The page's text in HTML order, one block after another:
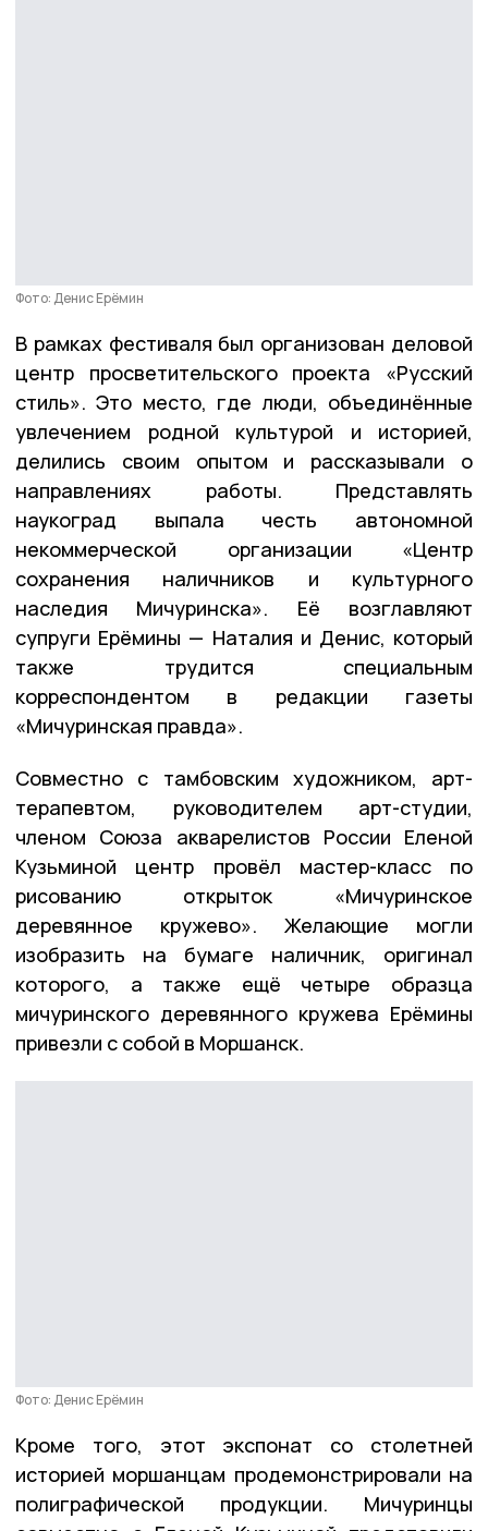
Фото: Денис Ерёмин
В рамках фестиваля был организован деловой
центр просветительского проекта «Русский
стиль». Это место, где люди, объединённые
увлечением родной культурой и историей,
делились своим опытом и рассказывали о
направлениях работы. Представлять
наукоград выпала честь автономной
некоммерческой организации «Центр
сохранения наличников и культурного
наследия Мичуринска». Её возглавляют
супруги Ерёмины — Наталия и Денис, который
также трудится специальным
корреспондентом в редакции газеты
«Мичуринская правда».
Совместно с тамбовским художником, арт-
терапевтом, руководителем арт-студии,
членом Союза акварелистов России Еленой
Кузьминой центр провёл мастер-класс по
рисованию открыток «Мичуринское
деревянное кружево». Желающие могли
изобразить на бумаге наличник, оригинал
которого, а также ещё четыре образца
мичуринского деревянного кружева Ерёмины
привезли с собой в Моршанск.
Фото: Денис Ерёмин
Кроме того, этот экспонат со столетней
историей моршанцам продемонстрировали на
полиграфической продукции. Мичуринцы